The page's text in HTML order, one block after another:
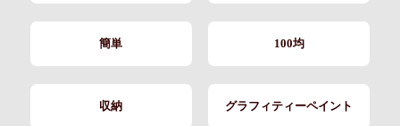
簡単 100均
収納 グラフィティーペイント